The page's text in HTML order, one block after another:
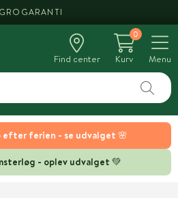
GROGARANTI
Find center
0
Kurv
Menu
efter ferien - se udvalget 🌸
- oplev udvalget 💚